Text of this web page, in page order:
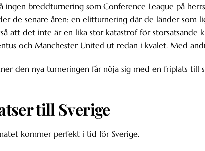
ingen breddturnering som Conference League på
de senare åren: en elitturnering där de länder som
att det inte är en lika stor katastrof för storsatsande
och Manchester United ut redan i kvalet. Med
den nya turneringen får nöja sig med en friplats till
till Sverige
kommer perfekt i tid för Sverige.